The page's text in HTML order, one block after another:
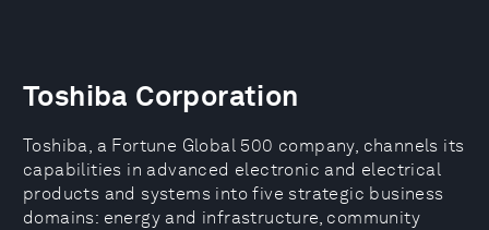
Toshiba Corporation
Toshiba, a Fortune Global 500 company, channels its
capabilities in advanced electronic and electrical
products and systems into five strategic business
domains: energy and infrastructure, community